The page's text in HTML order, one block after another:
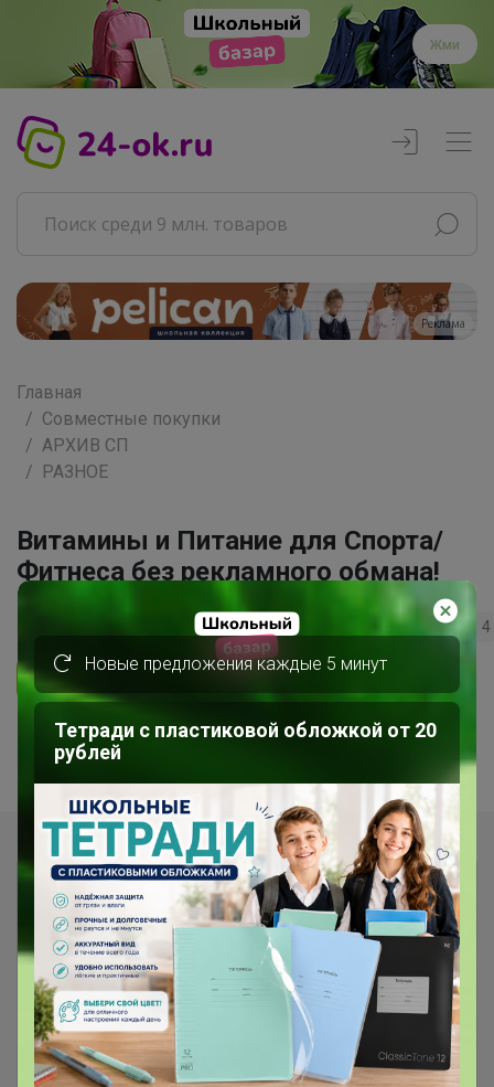
Жми
Реклама
Главная
Совместные покупки
АРХИВ СП
РАЗНОЕ
Витамины и Питание для Спорта/
Фитнеса без рекламного обмана!
63.4K 3.4K 4
Ответить
1 2
Показаны записи1-10из11.
Новые предложения каждые 5 минут
Тетради с пластиковой обложкой от 20
рублей